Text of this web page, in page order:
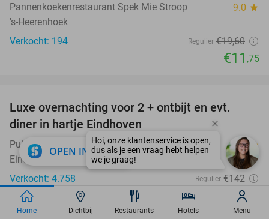
Pannenkoekenrestaurant Spek Mie Stroop 9.0 star
's-Heerenhoek
Verkocht: 194
Regulier €19,60
€11 ,75
Luxe overnachting voor 2 + ontbijt en evt.
diner in hartje Eindhoven
Pullman Eindhoven Cocagne 9.8star
Eindhoven
Verkocht: 4.758
Regulier €142
€124
Excl. ca. €5,25 p.p.p.n. toeristenbelasting
OPEN IN APP close
Home Dichtbij Restaurants Hotels Menu